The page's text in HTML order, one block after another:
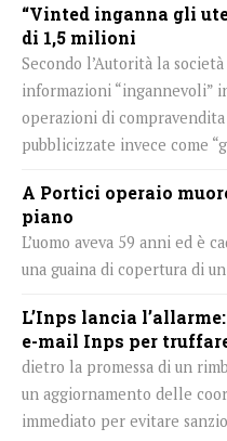
“Vinted inganna gli
di 1,5 milioni
Secondo l’Autorità la
informazioni “ingannevoli”
operazioni di
pubblicizzate invece come
A Portici operaio
piano
L’uomo aveva 59 anni ed è
una guaina di copertura di
L’Inps lancia
e-mail Inps per
dietro la promessa di un
un aggiornamento delle
immediato per evitare